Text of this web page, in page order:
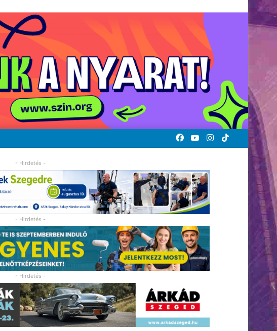
TikTok
Instagram
YouTube
Facebook
- Hirdetés -
- Hirdetés -
- Hirdetés -